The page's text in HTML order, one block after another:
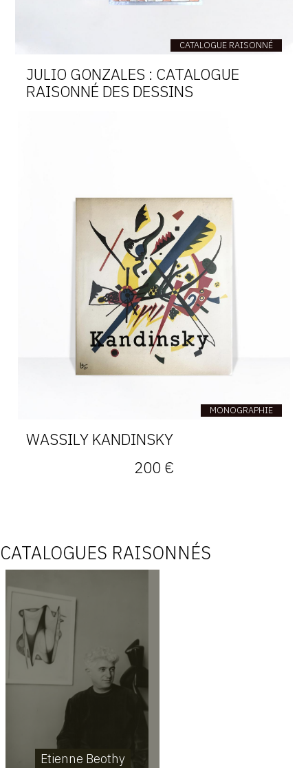
CATALOGUE RAISONNÉ
JULIO GONZALES : CATALOGUE
RAISONNÉ DES DESSINS
MONOGRAPHIE
WASSILY KANDINSKY
200 €
CATALOGUES RAISONNÉS
Etienne Beothy